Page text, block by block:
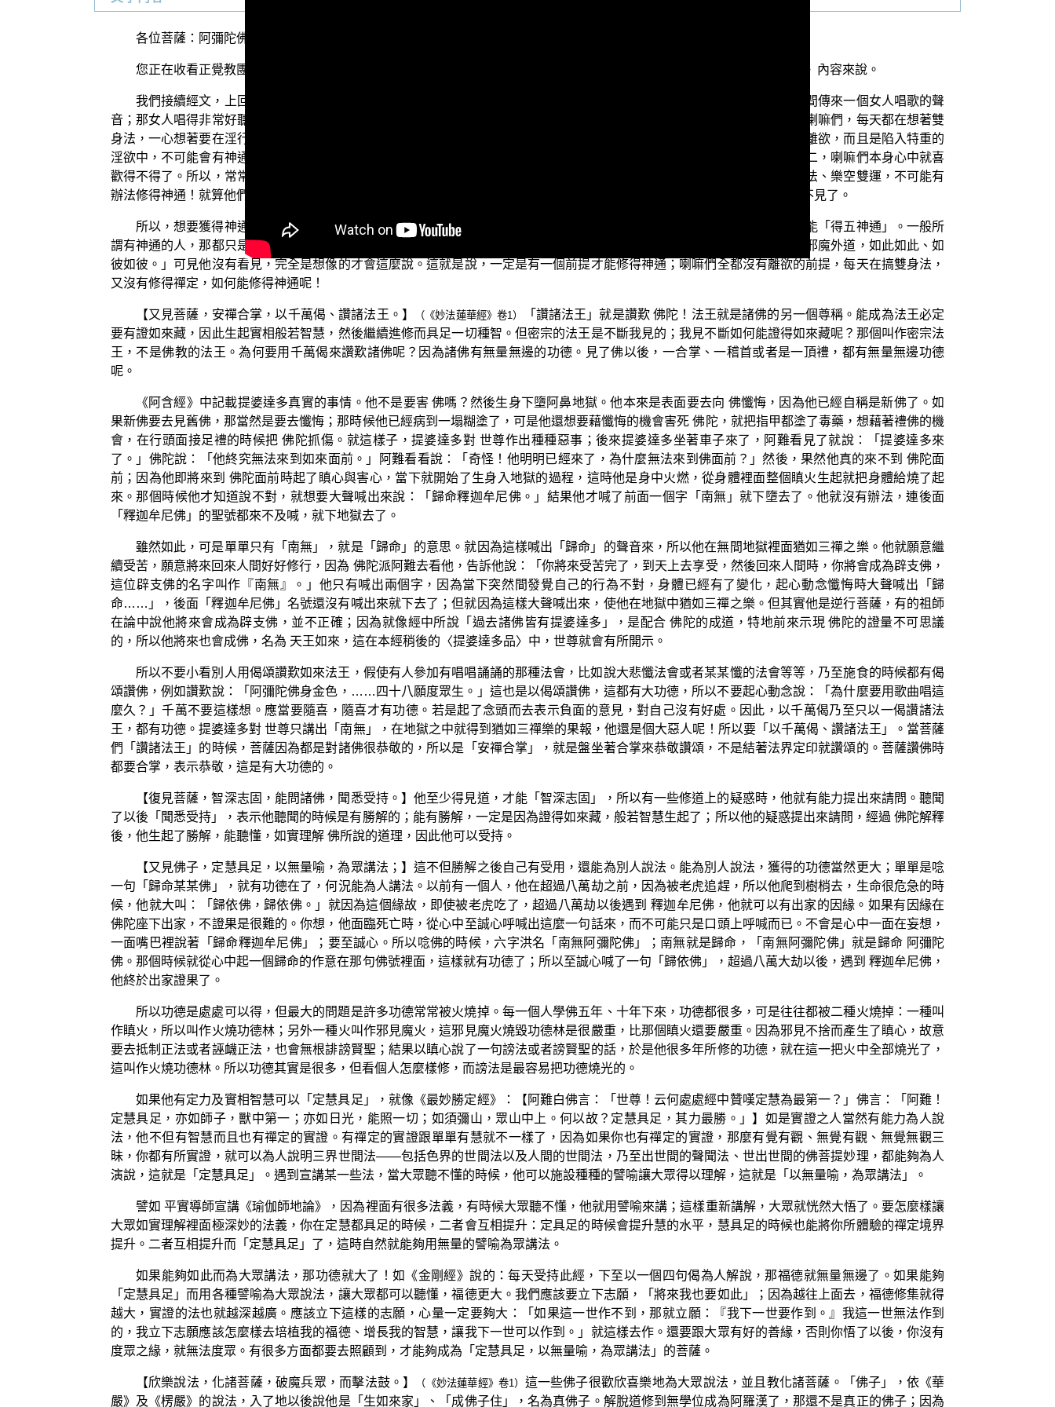
各位菩薩：阿彌陀佛！
您正在收看正覺教團的弘法節目，目前正在演述的是「三乘菩提之法華經講義」，這個單元依聖 平實導師的《法華經講義》內容來說。
我們接續經文，上回說到修神通必須離淫欲，一旦起了欲心，五通就消失。另有一位五通仙人在空中飛行時，剛好聽到人間傳來一個女人唱歌的聲
音；那女人唱得非常好聽，他一面飛一面聽著，不知不覺在心裡起了行淫的欲望，就失去神通而掉下地來了。這表示密宗那些喇嘛們，每天都在想著雙
身法，一心想著要在淫行中，要每天住於樂空雙運中，自以為成就報身佛果，其實都與成佛無關，都是貪淫者，不僅完全沒有離欲，而且是陷入特重的
淫欲中，不可能會有神通。為何如此說呢？第一，宗喀巴的《廣論》中規定「每日八時而修」，每天要修雙身法十六小時；第二，喇嘛們本身心中就喜
歡得不得了。所以，常常聽人家說：「喇嘛們看到長得漂亮的女眾，心裡面打妄想時眼神就怪怪的。」他們每天都在想著雙身法、樂空雙運，不可能有
辦法修得神通！就算他們摒學淫欲閉關修了十幾年終於修得神通，當他們出關後見了哪個女眾，起了淫欲以後，神通又會隨即不見了。
所以，想要獲得神通，一定是「深修禪定離欲」。經文中「又見離欲」，一定是先離欲，然後才能「深修禪定」，接著才能「得五神通」。一般所
謂有神通的人，那都只是鬼通！有的人說他的神通有多厲害。有人跟他談起來說：「那你入定看看蕭平實怎麼樣啊！」「那個邪魔外道，如此如此、如
彼如彼。」可見他沒有看見，完全是想像的才會這麼說。這就是說，一定是有一個前提才能修得神通；喇嘛們全都沒有離欲的前提，每天在搞雙身法，
又沒有修得禪定，如何能修得神通呢！
【又見菩薩，安禪合掌，以千萬偈、讚諸法王。】 （《妙法蓮華經》卷1）
「讚諸法王」就是讚歎 佛陀！法王就是諸佛的另一個尊稱。能成為法王必定
要有證如來藏，因此生起實相般若智慧，然後繼續進修而具足一切種智。但密宗的法王是不斷我見的；我見不斷如何能證得如來藏呢？那個叫作密宗法
王，不是佛教的法王。為何要用千萬偈來讚歎諸佛呢？因為諸佛有無量無邊的功德。見了佛以後，一合掌、一稽首或者是一頂禮，都有無量無邊功德
呢。
《阿含經》中記載提婆達多真實的事情。他不是要害 佛嗎？然後生身下墮阿鼻地獄。他本來是表面要去向 佛懺悔，因為他已經自稱是新佛了。如
果新佛要去見舊佛，那當然是要去懺悔；那時候他已經病到一塌糊塗了，可是他還想要藉懺悔的機會害死 佛陀，就把指甲都塗了毒藥，想藉著禮佛的機
會，在行頭面接足禮的時候把 佛陀抓傷。就這樣子，提婆達多對 世尊作出種種惡事；後來提婆達多坐著車子來了，阿難看見了就說：「提婆達多來
了。」佛陀說：「他終究無法來到如來面前。」阿難看看說：「奇怪！他明明已經來了，為什麼無法來到佛面前？」然後，果然他真的來不到 佛陀面
前；因為他即將來到 佛陀面前時起了瞋心與害心，當下就開始了生身入地獄的過程，這時他是身中火燃，從身體裡面整個瞋火生起就把身體給燒了起
來。那個時候他才知道說不對，就想要大聲喊出來說：「歸命釋迦牟尼佛。」結果他才喊了前面一個字「南無」就下墮去了。他就沒有辦法，連後面
「釋迦牟尼佛」的聖號都來不及喊，就下地獄去了。
雖然如此，可是單單只有「南無」，就是「歸命」的意思。就因為這樣喊出「歸命」的聲音來，所以他在無間地獄裡面猶如三禪之樂。他就願意繼
續受苦，願意將來回來人間好好修行，因為 佛陀派阿難去看他，告訴他說：「你將來受苦完了，到天上去享受，然後回來人間時，你將會成為辟支佛，
這位辟支佛的名字叫作『南無』。」他只有喊出兩個字，因為當下突然間發覺自己的行為不對，身體已經有了變化，起心動念懺悔時大聲喊出「歸
命……」，後面「釋迦牟尼佛」名號還沒有喊出來就下去了；但就因為這樣大聲喊出來，使他在地獄中猶如三禪之樂。但其實他是逆行菩薩，有的祖師
在論中說他將來會成為辟支佛，並不正確；因為就像經中所說「過去諸佛皆有提婆達多」，是配合 佛陀的成道，特地前來示現 佛陀的證量不可思議
的，所以他將來也會成佛，名為 天王如來，這在本經稍後的〈提婆達多品〉中，世尊就會有所開示。
所以不要小看別人用偈頌讚歎如來法王，假使有人參加有唱唱誦誦的那種法會，比如說大悲懺法會或者某某懺的法會等等，乃至施食的時候都有偈
頌讚佛，例如讚歎說：「阿彌陀佛身金色，……四十八願度眾生。」這也是以偈頌讚佛，這都有大功德，所以不要起心動念說：「為什麼要用歌曲唱這
麼久？」千萬不要這樣想。應當要隨喜，隨喜才有功德。若是起了念頭而去表示負面的意見，對自己沒有好處。因此，以千萬偈乃至只以一偈讚諸法
王，都有功德。提婆達多對 世尊只講出「南無」，在地獄之中就得到猶如三禪樂的果報，他還是個大惡人呢！所以要「以千萬偈、讚諸法王」。當菩薩
們「讚諸法王」的時候，菩薩因為都是對諸佛很恭敬的，所以是「安禪合掌」，就是盤坐著合掌來恭敬讚頌，不是結著法界定印就讚頌的。菩薩讚佛時
都要合掌，表示恭敬，這是有大功德的。
【復見菩薩，智深志固，能問諸佛，聞悉受持。】他至少得見道，才能「智深志固」，所以有一些修道上的疑惑時，他就有能力提出來請問。聽聞
了以後「聞悉受持」，表示他聽聞的時候是有勝解的；能有勝解，一定是因為證得如來藏，般若智慧生起了；所以他的疑惑提出來請問，經過 佛陀解釋
後，他生起了勝解，能聽懂，如實理解 佛所說的道理，因此他可以受持。
【又見佛子，定慧具足，以無量喻，為眾講法；】這不但勝解之後自己有受用，還能為別人說法。能為別人說法，獲得的功德當然更大；單單是唸
一句「歸命某某佛」，就有功德在了，何況能為人講法。以前有一個人，他在超過八萬劫之前，因為被老虎追趕，所以他爬到樹梢去，生命很危急的時
候，他就大叫：「歸依佛，歸依佛。」就因為這個緣故，即使被老虎吃了，超過八萬劫以後遇到 釋迦牟尼佛，他就可以有出家的因緣。如果有因緣在
佛陀座下出家，不證果是很難的。你想，他面臨死亡時，從心中至誠心呼喊出這麼一句話來，而不可能只是口頭上呼喊而已。不會是心中一面在妄想，
一面嘴巴裡說著「歸命釋迦牟尼佛」；要至誠心。所以唸佛的時候，六字洪名「南無阿彌陀佛」；南無就是歸命，「南無阿彌陀佛」就是歸命 阿彌陀
佛。那個時候就從心中起一個歸命的作意在那句佛號裡面，這樣就有功德了；所以至誠心喊了一句「歸依佛」，超過八萬大劫以後，遇到 釋迦牟尼佛，
他終於出家證果了。
所以功德是處處可以得，但最大的問題是許多功德常常被火燒掉。每一個人學佛五年、十年下來，功德都很多，可是往往都被二種火燒掉：一種叫
作瞋火，所以叫作火燒功德林；另外一種火叫作邪見魔火，這邪見魔火燒毀功德林是很嚴重，比那個瞋火還要嚴重。因為邪見不捨而產生了瞋心，故意
要去抵制正法或者誣衊正法，也會無根誹謗賢聖；結果以瞋心說了一句謗法或者謗賢聖的話，於是他很多年所修的功德，就在這一把火中全部燒光了，
這叫作火燒功德林。所以功德其實是很多，但看個人怎麼樣修，而謗法是最容易把功德燒光的。
如果他有定力及實相智慧可以「定慧具足」，就像《最妙勝定經》：【阿難白佛言：「世尊！云何處處經中贊嘆定慧為最第一？」佛言：「阿難！
定慧具足，亦如師子，獸中第一；亦如日光，能照一切；如須彌山，眾山中上。何以故？定慧具足，其力最勝。」】如是實證之人當然有能力為人說
法，他不但有智慧而且也有禪定的實證。有禪定的實證跟單單有慧就不一樣了，因為如果你也有禪定的實證，那麼有覺有觀、無覺有觀、無覺無觀三
昧，你都有所實證，就可以為人說明三界世間法——包括色界的世間法以及人間的世間法，乃至出世間的聲聞法、世出世間的佛菩提妙理，都能夠為人
演說，這就是「定慧具足」。遇到宣講某一些法，當大眾聽不懂的時候，他可以施設種種的譬喻讓大眾得以理解，這就是「以無量喻，為眾講法」。
譬如 平實導師宣講《瑜伽師地論》，因為裡面有很多法義，有時候大眾聽不懂，他就用譬喻來講；這樣重新講解，大眾就恍然大悟了。要怎麼樣讓
大眾如實理解裡面極深妙的法義，你在定慧都具足的時候，二者會互相提升：定具足的時候會提升慧的水平，慧具足的時候也能將你所體驗的禪定境界
提升。二者互相提升而「定慧具足」了，這時自然就能夠用無量的譬喻為眾講法。
如果能夠如此而為大眾講法，那功德就大了！如《金剛經》說的：每天受持此經，下至以一個四句偈為人解說，那福德就無量無邊了。如果能夠
「定慧具足」而用各種譬喻為大眾說法，讓大眾都可以聽懂，福德更大。我們應該要立下志願，「將來我也要如此」；因為越往上面去，福德修集就得
越大，實證的法也就越深越廣。應該立下這樣的志願，心量一定要夠大：「如果這一世作不到，那就立願：『我下一世要作到。』我這一世無法作到
的，我立下志願應該怎麼樣去培植我的福德、增長我的智慧，讓我下一世可以作到。」就這樣去作。還要跟大眾有好的善緣，否則你悟了以後，你沒有
度眾之緣，就無法度眾。有很多方面都要去照顧到，才能夠成為「定慧具足，以無量喻，為眾講法」的菩薩。
【欣樂說法，化諸菩薩，破魔兵眾，而擊法鼓。】 （《妙法蓮華經》卷1） 這一些佛子很歡欣喜樂地為大眾說法，並且教化諸菩薩。「佛子」，依《華
嚴》及《楞嚴》的說法，入了地以後說他是「生如來家」、「成佛子住」，名為真佛子。解脫道修到無學位成為阿羅漢了，那還不是真正的佛子；因為